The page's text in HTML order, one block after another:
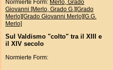
Normierte Form: Merlo, Grado
Giovanni [Merlo, Grado G.][Grado
Merlo][Grado Giovanni Merlo][G.G.
Merlo]
Sul Valdismo "colto" tra il XIII e
il XIV secolo
Normierte Form: